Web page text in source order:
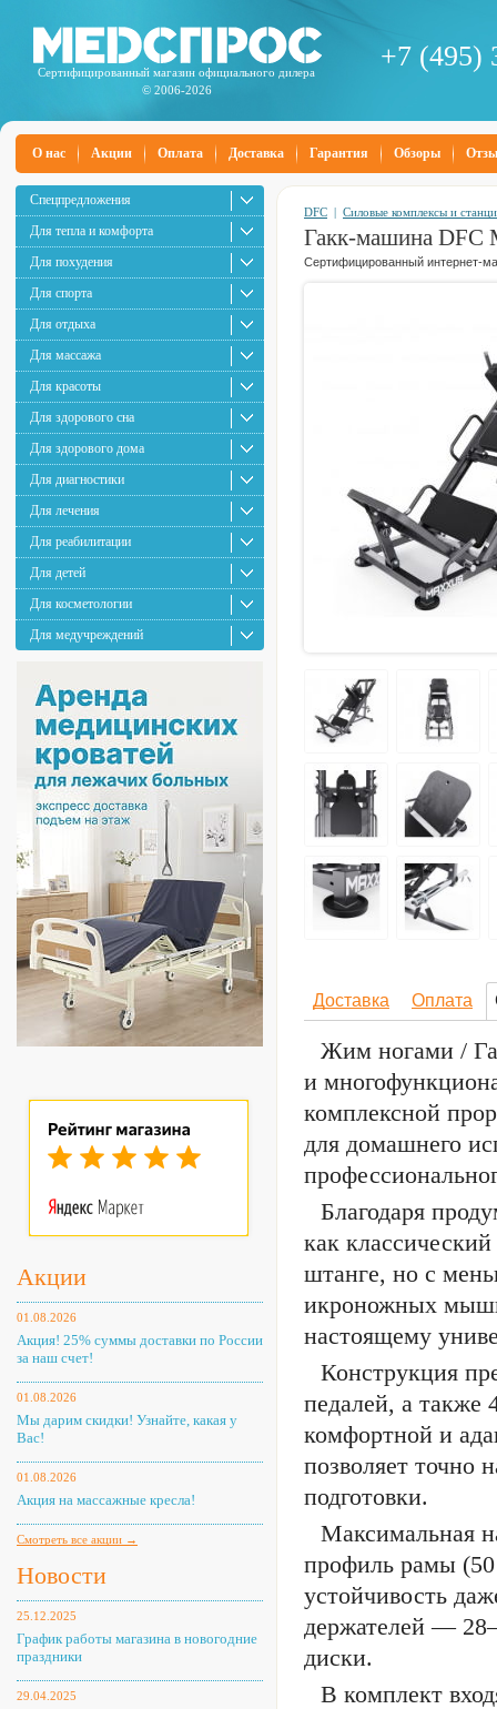
Сертифицированный магазин официального дилера
© 2006-2026
+7 (495)
О нас Акции Оплата Доставка Гарантия Обзоры
Спецпредложения
Для тепла и комфорта
Для похудения
Для спорта
Для отдыха
Для массажа
Для красоты
Для здорового сна
Для здорового дома
Для диагностики
Для лечения
Для реабилитации
Для детей
Для косметологии
Для медучреждений
Акции
01.08.2026
Акция! 25% суммы доставки по России
за наш счет!
01.08.2026
Мы дарим скидки! Узнайте, какая у
Вас!
01.08.2026
Акция на массажные кресла!
Смотреть все акции →
Новости
25.12.2025
График работы магазина в новогодние
праздники
29.04.2025
DFC | Силовые комплексы и
Гакк-машина
Сертифицированный интернет-
Доставка Оплата
Жим ногами /
и
комплексной
для домашнего
Благодаря
как
штанге, но с
икроножных мышц
настоящему
Конструкция
педалей, а также
комфортной и
позволяет точно
подготовки.
Максимальная
профиль рамы
устойчивость
держателей —
диски.
В комплект